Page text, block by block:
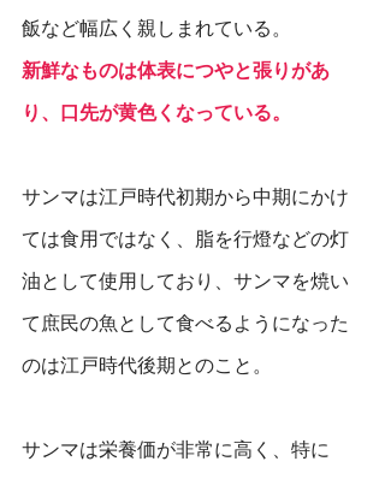
飯など幅広く親しまれている。
新鮮なものは体表につやと張りがあ
り、口先が黄色くなっている。
サンマは江戸時代初期から中期にかけ
ては食用ではなく、脂を行燈などの灯
油として使用しており、サンマを焼い
て庶民の魚として食べるようになった
のは江戸時代後期とのこと。
サンマは栄養価が非常に高く、特に